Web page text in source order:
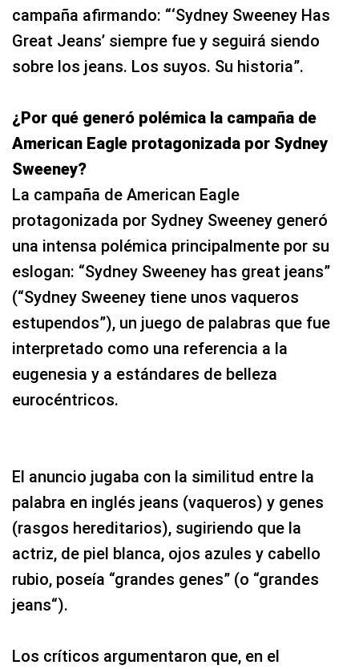
campaña afirmando: “‘Sydney Sweeney Has
Great Jeans’ siempre fue y seguirá siendo
sobre los jeans. Los suyos. Su historia”.
¿Por qué generó polémica la campaña de
American Eagle protagonizada por Sydney
Sweeney?
La campaña de American Eagle
protagonizada por Sydney Sweeney generó
una intensa polémica principalmente por su
eslogan: “Sydney Sweeney has great jeans”
(“Sydney Sweeney tiene unos vaqueros
estupendos”), un juego de palabras que fue
interpretado como una referencia a la
eugenesia y a estándares de belleza
eurocéntricos.
El anuncio jugaba con la similitud entre la
palabra en inglés jeans (vaqueros) y genes
(rasgos hereditarios), sugiriendo que la
actriz, de piel blanca, ojos azules y cabello
rubio, poseía “grandes genes” (o “grandes
jeans“).
Los críticos argumentaron que, en el